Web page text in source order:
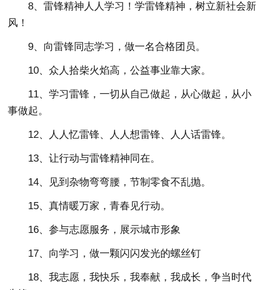
8、雷锋精神人人学习！学雷锋精神，树立新社会新
风！
9、向雷锋同志学习，做一名合格团员。
10、众人拾柴火焰高，公益事业靠大家。
11、学习雷锋，一切从自己做起，从心做起，从小
事做起。
12、人人忆雷锋、人人想雷锋、人人话雷锋。
13、让行动与雷锋精神同在。
14、见到杂物弯弯腰，节制零食不乱抛。
15、真情暖万家，青春见行动。
16、参与志愿服务，展示城市形象
17、向学习，做一颗闪闪发光的螺丝钉
18、我志愿，我快乐，我奉献，我成长，争当时代